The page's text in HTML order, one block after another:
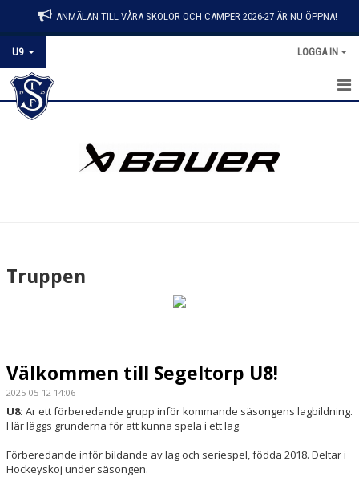
ANMÄLAN TILL VÅRA SKOLOR OCH CAMPER 2026-27 ÄR NU ÖPPNA!
U9 LOGGA IN
HEM
BILDGALLERI
Truppen
Välkommen till Segeltorp U8!
2025-05-12 14:06
U8: Är ett förberedande grupp inför kommande säsongens lagbildning.
Här läggs grunderna för att kunna spela i ett lag.
Förberedande inför bildande av lag och seriespel, födda 2018. Deltar i
Hockeyskoj under säsongen.